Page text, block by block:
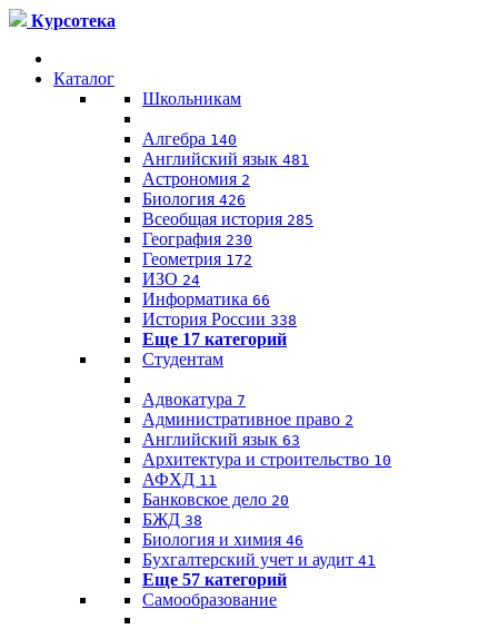
Курсотека
Каталог
Школьникам
Алгебра 140
Английский язык 481
Астрономия 2
Биология 426
Всеобщая история 285
География 230
Геометрия 172
ИЗО 24
Информатика 66
История России 338
Еще 17 категорий
Студентам
Адвокатура 7
Административное право 2
Английский язык 63
Архитектура и строительство 10
АФХД 11
Банковское дело 20
БЖД 38
Биология и химия 46
Бухгалтерский учет и аудит 41
Еще 57 категорий
Самообразование